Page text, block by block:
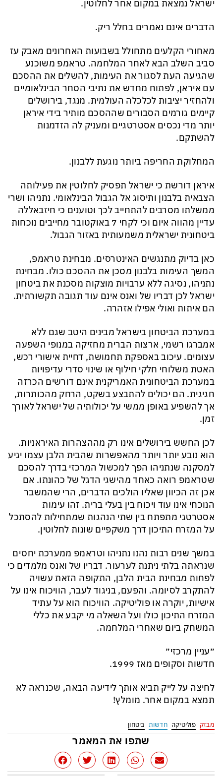
ישראל נמצאת במקום אחר לחלוטין.
הדברים אינם נאמרים בחלל ריק.
מאחורי הקלעים מתחולל בשבועות האחרונים מאבק עז
סביב השלב הבא לאחר המלחמה. טראמפ משוכנע
שהגיעה העת לסגור את העימות, להשלים את ההסכם
עם איראן, לפתוח מחדש את נתיבי הסחר הבינלאומיים
ולהחזיר יציבות לכלכלה העולמית. מנגד, בירושלים
קיימים גורמים הסבורים שההסכם מותיר בידי איראן
יותר מדי נכסים אסטרטגיים ומעניק לה הזדמנות
להשתקם.
המחלוקת החריפה ביותר נוגעת ללבנון.
איראן דורשת כי ישראל תפסיק לחלוטין את פעילותה
הצבאית בלבנון ותיסוג אל הגבול הבינלאומי. נתניהו ושרי
ממשלתו מסרבים להתחייב לכך וטוענים כי חיזבאללה
עדיין מהווה איום וכי לקחי 7 באוקטובר מחייבים נוכחות
ביטחונית ישראלית משמעותית באזור הגבול.
כאן בדיוק מתנגשים האינטרסים. מבחינת טראמפ,
המשך העימות בלבנון מסכן את ההסכם כולו. מבחינת
נתניהו, נסיגה ללא ערבויות מוצקות מסכנת את ביטחון
ישראל לכן דבריו של ואנס אינם עוד תגובה תקשורתית.
הם איתות ואולי אפילו אזהרה.
במערכת הביטחון בישראל מבינים היטב שגם ללא
אמברגו רשמי, ארצות הברית מחזיקה במנופי השפעה
עצומים. עיכוב באספקת תחמושת, דחיית אישורי רכש,
האטת משלוחי חלקי חילוף או שינוי סדרי עדיפויות
במערכת הביטחונית האמריקנית אינם דורשים הכרזה
חגיגית. הם יכולים להתבצע בשקט, הרחק מהכותרות,
אך להשפיע באופן ממשי על יכולותיה של ישראל לאורך
זמן.
לכן החשש בירושלים אינו רק מההצהרות האיראניות.
הוא נובע יותר ויותר מהאפשרות שהבית הלבן עצמו יגיע
למסקנה שנתניהו הפך למכשול המרכזי בדרך להסכם
שטראמפ רואה כאחד מהישגי הדגל של כהונתו. אם
אכן זה הכיוון שאליו הולכים הדברים, הרי שהמשבר
הנוכחי אינו עוד ויכוח בין בעלי ברית. זהו עימות
אסטרטגי מתפתח בין שתי הנהגות שמתחילות להסתכל
על המזרח התיכון דרך משקפיים שונות לחלוטין.
במשך שנים רבות נהנו נתניהו וטראמפ ממערכת יחסים
שנראתה בלתי ניתנת לערעור. דבריו של ואנס מלמדים כי
לפחות מבחינת הבית הלבן, התקופה הזאת עשויה
להתקרב לסיומה. והפעם, בניגוד לעבר, הוויכוח אינו על
אישיות, יוקרה או פוליטיקה. הוויכוח הוא על עתיד
המזרח התיכון כולו ועל השאלה מי יקבע את כללי
המשחק ביום שאחרי המלחמה.
״עניין מרכזי״
חדשות וסקופים מאז 1999.
לחיצה על לייק תביא אותך לידיעה הבאה, שכנראה לא
תמצא במקום אחר. מומלץ!
מבזק פוליטיקה חדשות ביטחון
שתפו את המאמר